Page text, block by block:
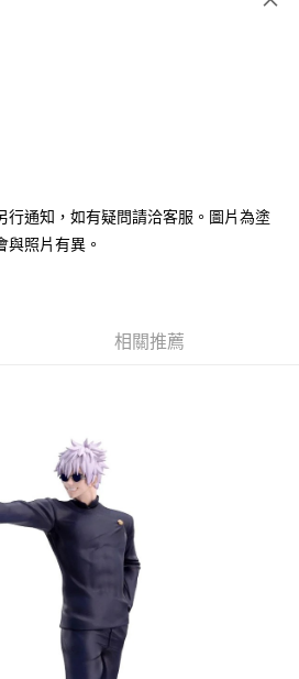
分期的期數、繳款截止日，確認付款後即完
大哥付你分期」於每月結算日後寄送繳費提
選擇「超商條碼／台灣大直營門市／銀行轉
」等通路繳費。
有限公司」（以下簡稱本公司）所提供，讓
買商品或服務，並由商店將買賣／分期付款
約使用本公司帳單繳交帳款。
分期」之契約關係目的，商店將以您的個人
提供予台灣大哥大進項蒐集、處理及利用，
含以上)免運費
含以上)免運費
以上)免運費
行通知，如有疑問請洽客服。圖片為塗
與照片有異。
相關推薦